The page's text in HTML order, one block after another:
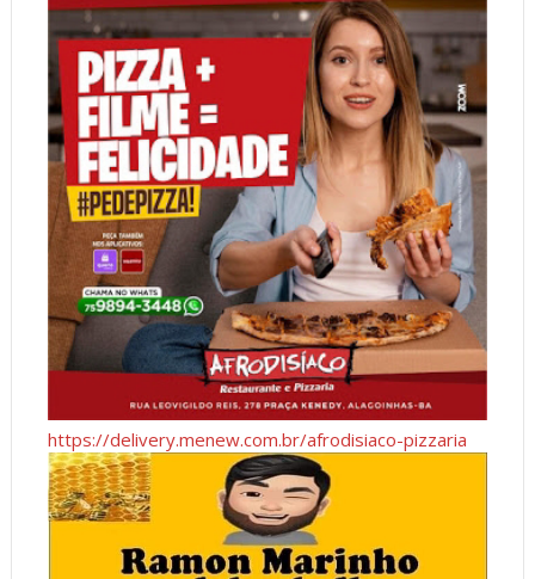
https://delivery.menew.com.br/afrodisiaco-pizzaria